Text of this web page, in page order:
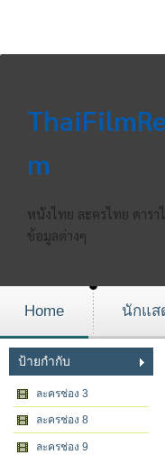
m
หนังไทย ละครไทย ดาร
ข้อมูลต่างๆ
Home นักแส
ป้ายกำกับ
ละครช่อง 3
ละครช่อง 8
ละครช่อง 9